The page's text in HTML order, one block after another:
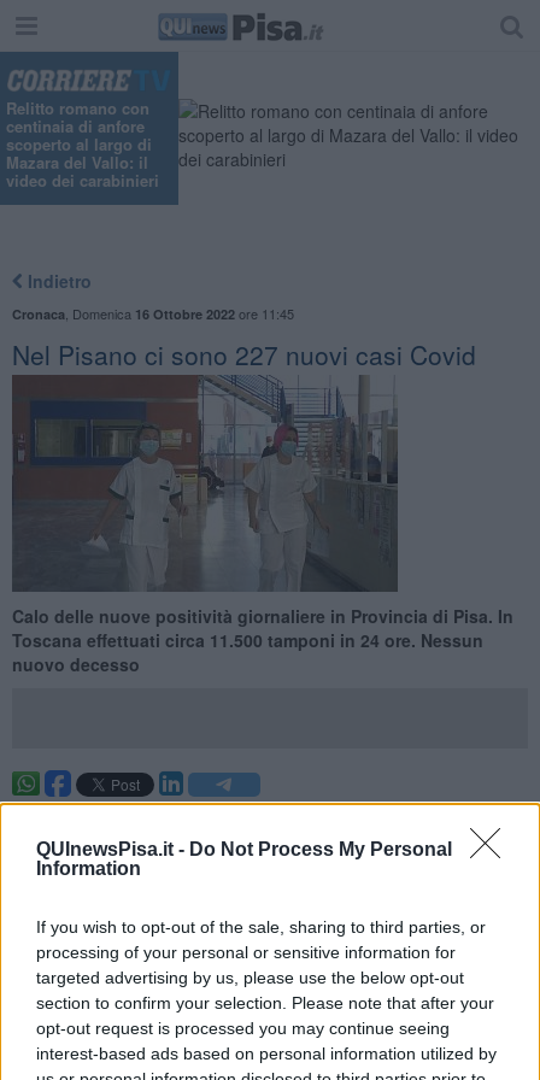
QUInewsPisa.it - Do Not Process My Personal
Information
If you wish to opt-out of the sale, sharing to third parties, or
processing of your personal or sensitive information for
targeted advertising by us, please use the below opt-out
section to confirm your selection. Please note that after your
opt-out request is processed you may continue seeing
interest-based ads based on personal information utilized by
Relitto romano con
centinaia di anfore
scoperto al largo di
Mazara del Vallo: il
video dei carabinieri
Indietro
Cronaca Domenica 16 Ottobre 2022ore 11:45
Nel Pisano ci sono 227 nuovi casi Covid
Calo delle nuove positività giornaliere in Provincia di Pisa. In
Toscana effettuati circa 11.500 tamponi in 24 ore. Nessun
nuovo decesso
227 nuovi casi Covid
, ben 92 in meno rispetto al bollettino delle
24 ore precedenti. Per questo, il tasso di incidenza giornaliero è
In Toscana, nelle ultime 24 ore, sono stati processati11.491
dei quali 1.417 tamponi molecolari e 10.074 test rapidi.